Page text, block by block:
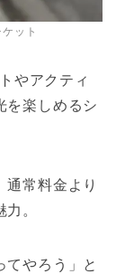
ット
やアクティ
を楽しめるシ
通常料金より
。
てやろう」と